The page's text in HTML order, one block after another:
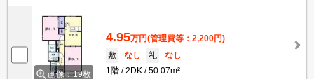
画像：19枚
4.95万円(管理費等：2,200円)
敷
なし 礼
なし
1階
2DK 50.07m²